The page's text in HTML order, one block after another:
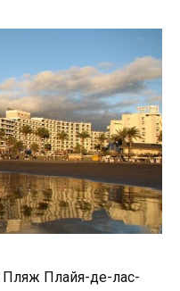
Пляж Плайя-де-лас-